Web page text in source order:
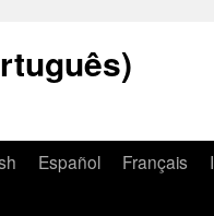
Español Français